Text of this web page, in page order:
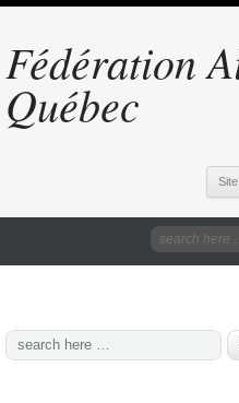
Fédération
Québec